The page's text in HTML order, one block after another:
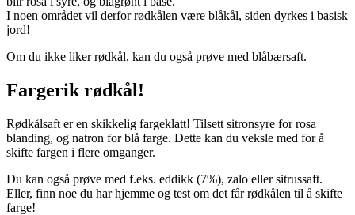
I noen området vil derfor rødkålen være blåkål, siden dyrkes i basisk
jord!
Om du ikke liker rødkål, kan du også prøve med blåbærsaft.
Fargerik rødkål!
Rødkålsaft er en skikkelig fargeklatt! Tilsett sitronsyre for rosa
blanding, og natron for blå farge. Dette kan du veksle med for å
skifte fargen i flere omganger.
Du kan også prøve med f.eks. eddikk (7%), zalo eller sitrussaft.
Eller, finn noe du har hjemme og test om det får rødkålen til å skifte
farge!